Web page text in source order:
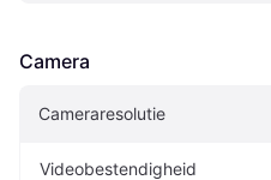
Camera
Cameraresolutie
Videobestendigheid